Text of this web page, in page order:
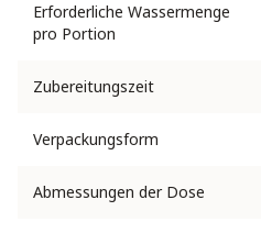
Erforderliche Wassermenge
pro Portion
Zubereitungszeit
Verpackungsform
Abmessungen der Dose